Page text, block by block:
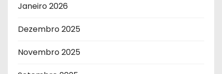
Janeiro 2026
Dezembro 2025
Novembro 2025